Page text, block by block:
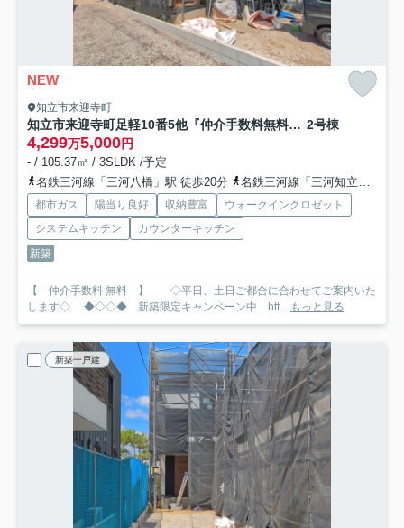
NEW
知立市来迎寺町
知立市来迎寺町足軽10番5他『仲介手数料無料』新築一戸建て・建売 2号棟
4,299万5,000円
- / 105.37㎡ / 3SLDK /予定
名鉄三河線「三河八橋」駅 徒歩20分
名鉄三河線「三河知立」駅 徒歩23分
都市ガス 陽当り良好 収納豊富
ウォークインクロゼット
システムキッチン
カウンターキッチン
新築
【 仲介手数料 無料 】 ◇平日、土日ご都合に合わせてご案内いた
します◇ ◆◇◇◆ 新築限定キャンペーン中 htt... もっと見る
新築一戸建